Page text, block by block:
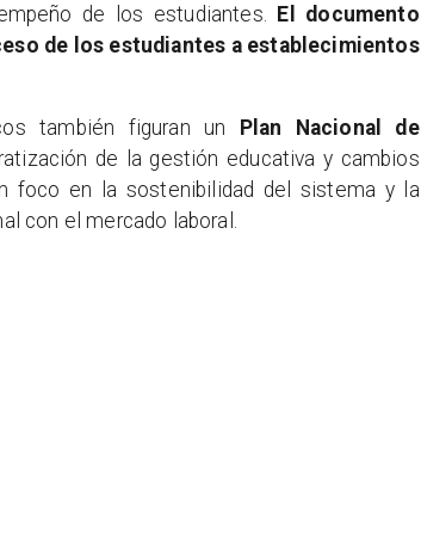
de los estudiantes. El documento
de los estudiantes a establecimientos
también figuran un
Plan Nacional de
de la gestión educativa y cambios
foco en la sostenibilidad del sistema y la
con el mercado laboral.